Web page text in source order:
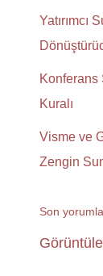
Yatırımcı
Konferans
Kuralı
Visme ve
Zengin
Son